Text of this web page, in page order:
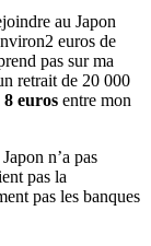
au Japon
euros de
pas sur ma
retrait de 20 000
euros entre mon
n’a pas
pas la
pas les banques